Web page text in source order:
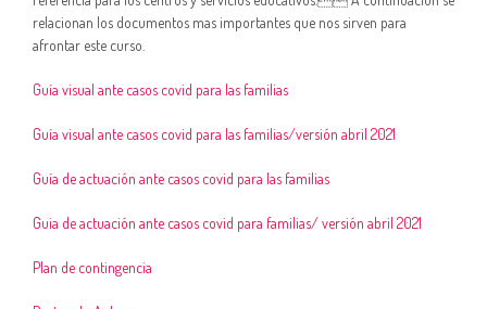
relacionan los documentos mas importantes que nos sirven para
afrontar este curso.
Guía visual ante casos covid para las familias
Guía visual ante casos covid para las familias/versión abril 2021
Guía de actuación ante casos covid para las familias
Guia de actuación ante casos covid para familias/ versión abril 2021
Plan de contingencia